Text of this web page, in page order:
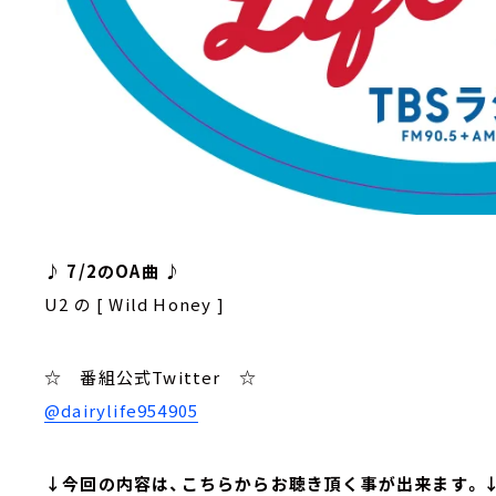
♪ 7/2のOA曲 ♪
U2 の [ Wild Honey ]
☆ 番組公式Twitter ☆
@dairylife954905
↓今回の内容は、こちらからお聴き頂く事が出来ます